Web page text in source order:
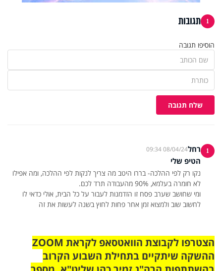
1 תגובות
הוסיפו תגובה
שלח תגובה
1 רחל08/04/24 09:34
הטיפ שלי
נקו רק לפי ההלכה- בררו היטב מה צריך לנקות לפי ההלכה, ומה אפילו
ומי שחושב שערב פסח זו הזדמנות לעבור על כל הבית, אולי כדאי לו
לחשוב שוב ולמצוא זמן אחר פחות לחוץ בשנה לעשות את זה
הצטרפו לקבוצת הוואטסאפ לקראת ZOOM
ההשקה שיתקיים בתחילת השבוע הקרוב